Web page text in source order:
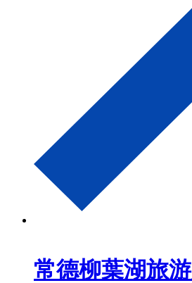
常德柳葉湖旅